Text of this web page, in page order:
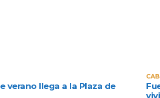
verano llega a la Plaza de